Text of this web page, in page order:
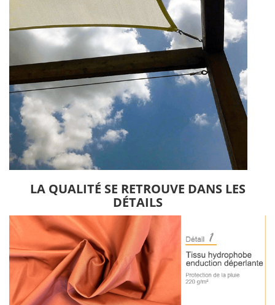
LA QUALITÉ SE RETROUVE DANS LES
DÉTAILS